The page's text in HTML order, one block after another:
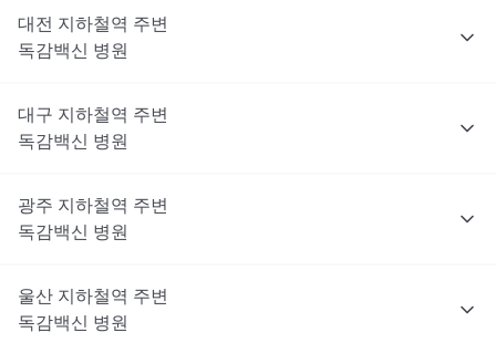
대전 지하철역 주변
독감백신
병원
대구 지하철역 주변
독감백신
병원
광주 지하철역 주변
독감백신
병원
울산 지하철역 주변
독감백신
병원